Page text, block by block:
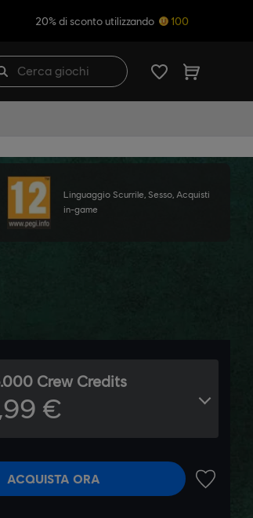
20% di sconto utilizzando 100
Linguaggio Scurrile, Sesso, Acquisti
in-game
Crew Credits
€
ACQUISTA ORA